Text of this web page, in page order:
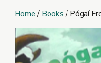
Home/ Books/ Pógaí